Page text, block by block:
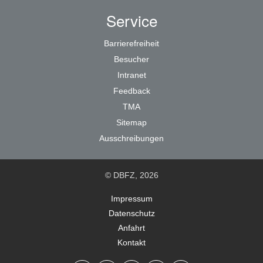
Service
Barrierefreiheit
Besucher
Intranet
Feedback
TMA
Sitemap
Ausschreibungen
© DBFZ, 2026
Impressum
Datenschutz
Anfahrt
Kontakt